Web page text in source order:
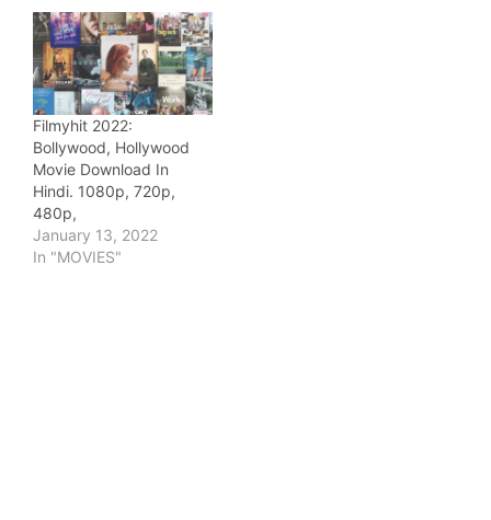
Filmyhit 2022:
Bollywood, Hollywood
Movie Download In
Hindi. 1080p, 720p,
480p,
January 13, 2022
In "MOVIES"